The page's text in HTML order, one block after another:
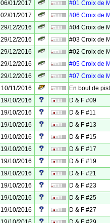
06/01/2017
#01 Croix de
02/01/2017
#06 Croix de
29/12/2016
#04 Croix de
29/12/2016
#03 Croix de
29/12/2016
#02 Croix de
29/12/2016
#05 Croix de
29/12/2016
#07 Croix de
10/11/2016
En bout de
19/10/2016
D & F #09
19/10/2016
D & F #11
19/10/2016
D & F #13
19/10/2016
D & F #15
19/10/2016
D & F #17
19/10/2016
D & F #19
19/10/2016
D & F #21
19/10/2016
D & F #23
19/10/2016
D & F #25
19/10/2016
D & F #27